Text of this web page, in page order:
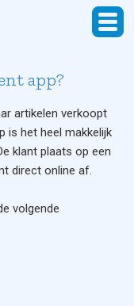
app?
artikelen verkoopt
is het heel makkelijk
klant plaats op een
direct online af.
volgende